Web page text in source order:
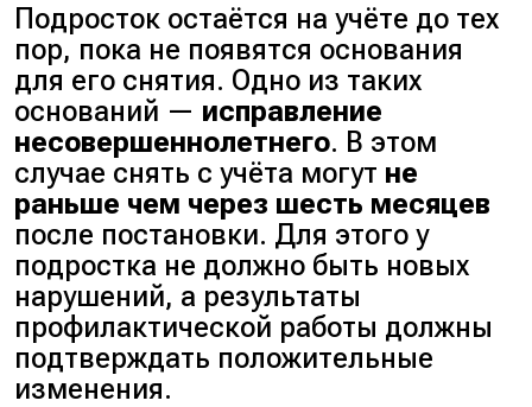
Подросток остаётся на учёте до тех
пор, пока не появятся основания
для его снятия. Одно из таких
оснований — исправление
несовершеннолетнего. В этом
случае снять с учёта могут не
раньше чем через шесть месяцев
после постановки. Для этого у
подростка не должно быть новых
нарушений, а результаты
профилактической работы должны
подтверждать положительные
изменения.